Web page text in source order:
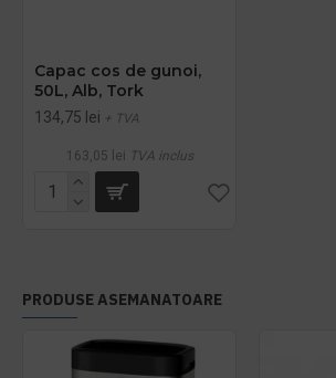
Capac cos de gunoi,
50L, Alb, Tork
134,75 lei + TVA
163,05 lei TVA inclus
PRODUSE ASEMANATOARE